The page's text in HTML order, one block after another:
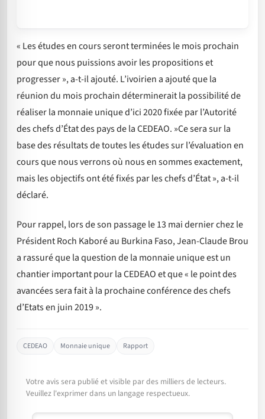
« Les études en cours seront terminées le mois prochain
pour que nous puissions avoir les propositions et
progresser », a-t-il ajouté. L’ivoirien a ajouté que la
réunion du mois prochain déterminerait la possibilité de
réaliser la monnaie unique d’ici 2020 fixée par l’Autorité
des chefs d’État des pays de la CEDEAO. »Ce sera sur la
base des résultats de toutes les études sur l’évaluation en
cours que nous verrons où nous en sommes exactement,
mais les objectifs ont été fixés par les chefs d’État », a-t-il
déclaré.
Pour rappel, lors de son passage le 13 mai dernier chez le
Président Roch Kaboré au Burkina Faso, Jean-Claude Brou
a rassuré que la question de la monnaie unique est un
chantier important pour la CEDEAO et que « le point des
avancées sera fait à la prochaine conférence des chefs
d’Etats en juin 2019 ».
CEDEAO Monnaie unique Rapport
Votre avis sera publié et visible par des milliers de lecteurs.
Veuillez l'exprimer dans un langage respectueux.